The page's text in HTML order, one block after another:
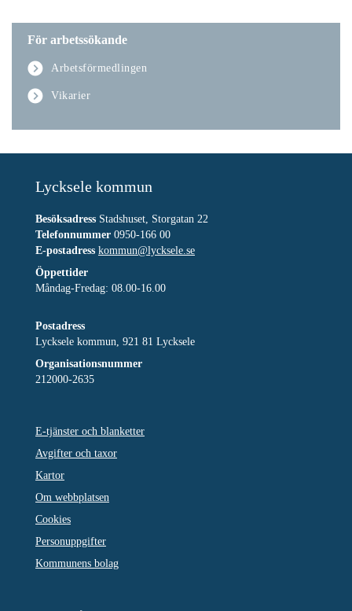
För arbetssökande
Arbetsförmedlingen
Vikarier
Lycksele kommun
Besöksadress Stadshuset, Storgatan 22
Telefonnummer 0950-166 00
E-postadress kommun@lycksele.se
Öppettider
Måndag-Fredag: 08.00-16.00
Postadress
Lycksele kommun, 921 81 Lycksele
Organisationsnummer
212000-2635
E-tjänster och blanketter
Avgifter och taxor
Kartor
Om webbplatsen
Cookies
Personuppgifter
Kommunens bolag